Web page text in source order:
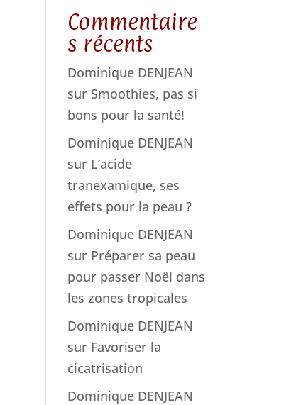
Commentaire
s récents
Dominique DENJEAN
sur Smoothies, pas si
bons pour la santé!
Dominique DENJEAN
sur L’acide
tranexamique, ses
effets pour la peau ?
Dominique DENJEAN
sur Préparer sa peau
pour passer Noël dans
les zones tropicales
Dominique DENJEAN
sur Favoriser la
cicatrisation
Dominique DENJEAN